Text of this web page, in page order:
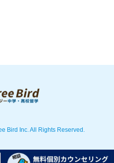
Bird Inc. All Rights Reserved.